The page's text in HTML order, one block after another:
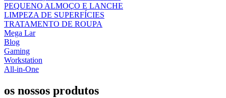
PEQUENO ALMOÇO E LANCHE
LIMPEZA DE SUPERFÍCIES
TRATAMENTO DE ROUPA
Mega Lar
Blog
Gaming
Workstation
All-in-One
os nossos produtos